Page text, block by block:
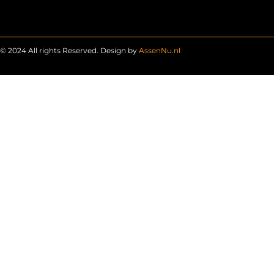
© 2024 All rights Reserved. Design by AssenNu.nl